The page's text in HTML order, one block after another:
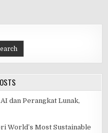
dan Perangkat Lunak,
World’s Most Sustainable